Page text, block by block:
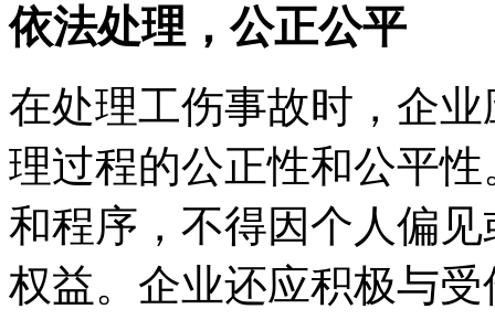
依法处理，公正公平
在处理工伤事故时，企
理过程的公正性和公平
和程序，不得因个人偏
权益。企业还应积极与